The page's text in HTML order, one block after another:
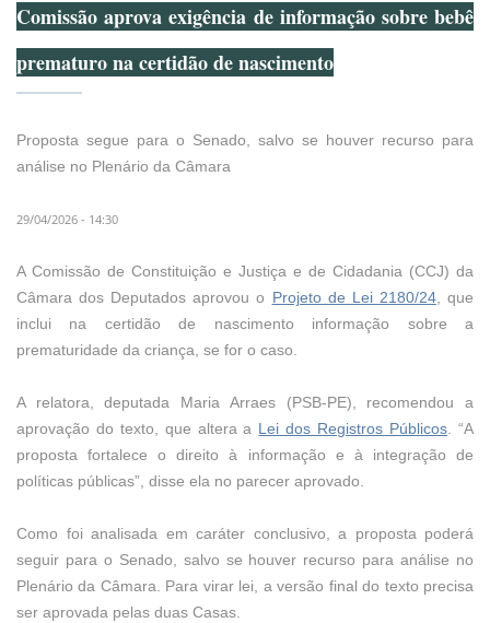
Comissão aprova exigência de informação sobre bebê
prematuro na certidão de nascimento
Proposta segue para o Senado, salvo se houver recurso para
análise no Plenário da Câmara
29/04/2026 - 14:30
A Comissão de Constituição e Justiça e de Cidadania (CCJ) da
Câmara dos Deputados aprovou o Projeto de Lei 2180/24, que
inclui na certidão de nascimento informação sobre a
prematuridade da criança, se for o caso.
A relatora, deputada Maria Arraes (PSB-PE), recomendou a
aprovação do texto, que altera a Lei dos Registros Públicos . “A
proposta fortalece o direito à informação e à integração de
políticas públicas”, disse ela no parecer aprovado.
Como foi analisada em caráter conclusivo , a proposta poderá
seguir para o Senado, salvo se houver recurso para análise no
Plenário da Câmara. Para virar lei, a versão final do texto precisa
ser aprovada pelas duas Casas.